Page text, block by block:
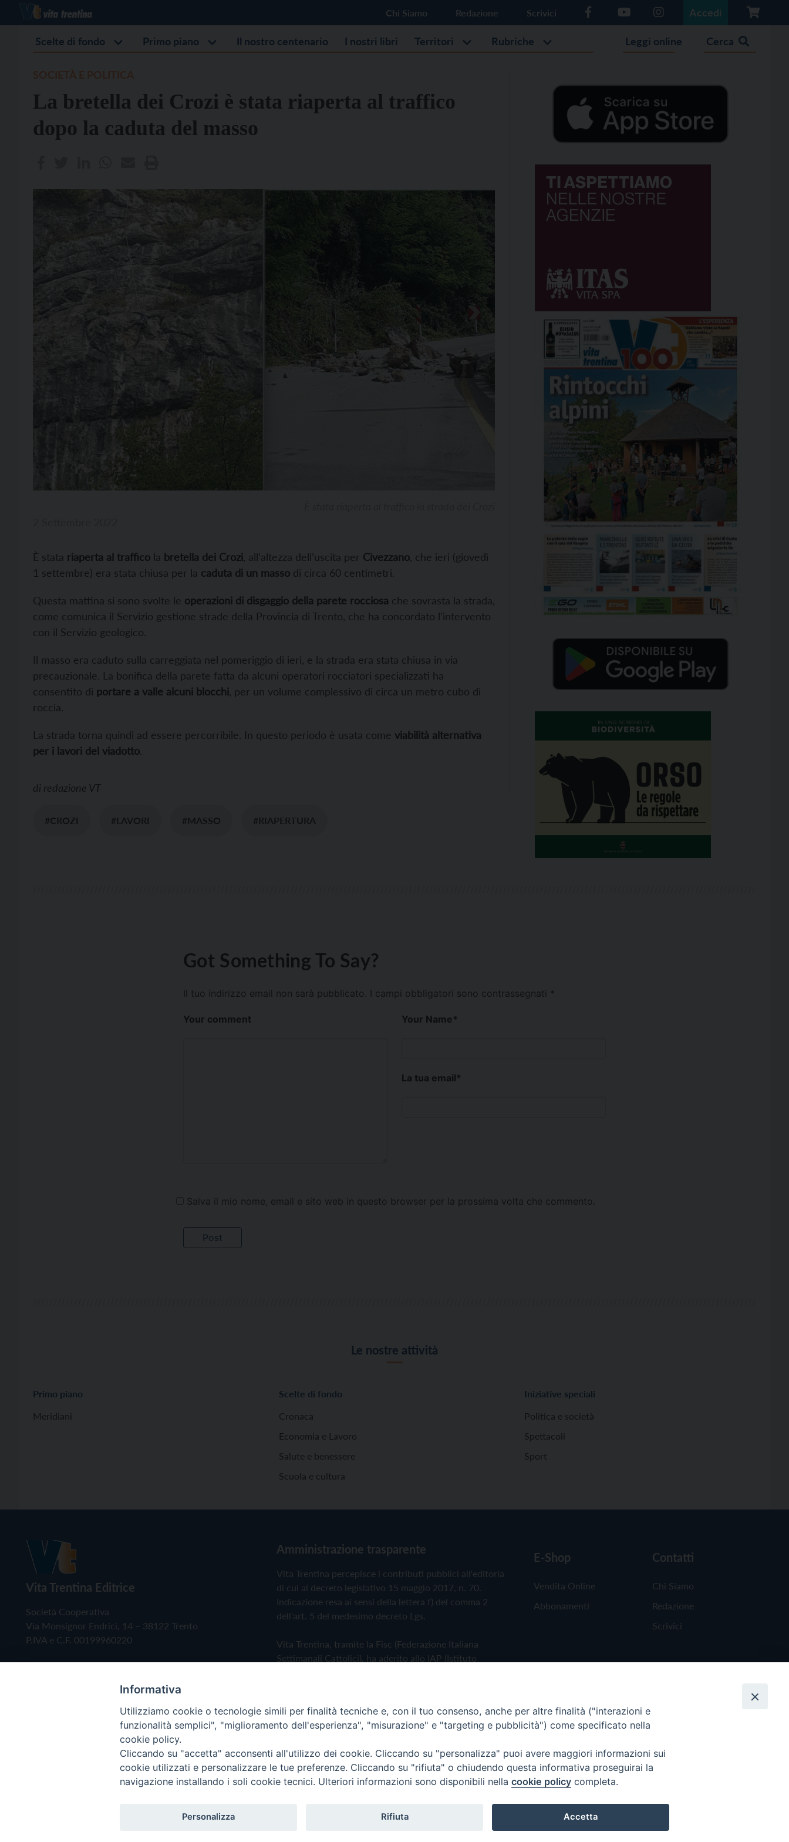
Chi Siamo Redazione Scrivici Accedi
Scelte di fondo Primo piano Il nostro centenario I nostri libri Territori Rubriche Leggi online Cerca
La bretella dei Crozi è stata riaperta al traffico
dopo la caduta del masso
È stata riaperta al traffico la bretella dei Crozi , all’altezza dell’uscita per Civezzano , che ieri (giovedì
1 settembre) era stata chiusa per la caduta di un masso di circa 60 centimetri.
Questa mattina si sono svolte le operazioni di disgaggio della parete rocciosa che sovrasta la strada,
come comunica il Servizio gestione strade della Provincia di Trento, che ha concordato l’intervento
con il Servizio geologico.
Il masso era caduto sulla carreggiata nel pomeriggio di ieri, e la strada era stata chiusa in via
precauzionale. La bonifica della parete fatta da alcuni operatori rocciatori specializzati ha
consentito di portare a valle alcuni blocchi , per un volume complessivo di circa un metro cubo di
roccia.
La strada torna quindi ad essere percorribile. In questo periodo è usata come viabilità alternativa
per i lavori del viadotto.
di redazione VT
#CROZI #LAVORI #MASSO #RIAPERTURA
Got Something To Say?
Il tuo indirizzo email non sarà pubblicato. I campi obbligatori sono contrassegnati *
Your comment Your Name*
La tua email*
Salva il mio nome, email e sito web in questo browser per la prossima volta che commento.
Le nostre attività
Primo piano
Meridiani
Scelte di fondo
Cronaca
Economia e Lavoro
Salute e benessere
Scuola e cultura
Iniziative speciali
Politica e società
Spettacoli
Sport
Vita Trentina Editrice
Società Cooperativa
Via Monsignor Endrici, 14 – 38122 Trento
P.IVA e C.F. 00199960220
Amministrazione trasparente
Vita Trentina percepisce i contributi pubblici all'editoria
di cui al decreto legislativo 15 maggio 2017, n. 70.
Indicazione resa ai sensi della lettera f) del comma 2
dell'art. 5 del medesimo decreto Lgs.
Vita Trentina, tramite la Fisc (Federazione Italiana
Settimanali Cattolici), ha aderito allo IAP (Istituto
Privacy Policy Cookie Policy
E-Shop
Vendita Online
Abbonamenti
Contatti
Chi Siamo
Redazione
Scrivici
Copyright © 2019 - Tutti i diritti riservati - Vita Trentina Editrice
Informativa
Utilizziamo cookie o tecnologie simili per finalità tecniche e, con il tuo consenso, anche per altre finalità ("interazioni e
funzionalità semplici", "miglioramento dell'esperienza", "misurazione" e "targeting e pubblicità") come specificato nella
cookie policy.
Cliccando su "accetta" acconsenti all'utilizzo dei cookie. Cliccando su "personalizza" puoi avere maggiori informazioni sui
cookie utilizzati e personalizzare le tue preferenze. Cliccando su "rifiuta" o chiudendo questa informativa proseguirai la
navigazione installando i soli cookie tecnici. Ulteriori informazioni sono disponibili nella cookie policy completa.
Personalizza Rifiuta Accetta